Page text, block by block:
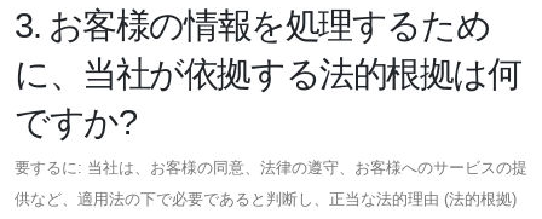
3. お客様の情報を処理するため
に、当社が依拠する法的根拠は何
ですか?
要するに: 当社は、お客様の同意、法律の遵守、お客様へのサービスの提
供など、適用法の下で必要であると判断し、正当な法的理由 (法的根拠)